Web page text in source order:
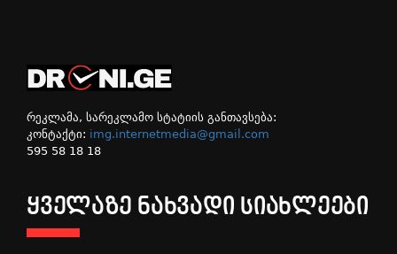
რეკლამა, სარეკლამო სტატიის განთავსება:
კონტაქტი: img.internetmedia@gmail.com
595 58 18 18
ᲧᲕᲔᲚᲐᲖᲔ ᲜᲐᲮᲕᲐᲓᲘ ᲡᲘᲐᲮᲚᲔᲔᲑᲘ